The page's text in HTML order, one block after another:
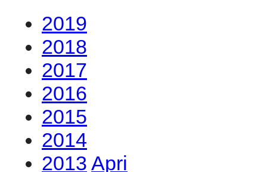
2019
2018
2017
2016
2015
2014
2013 Apri